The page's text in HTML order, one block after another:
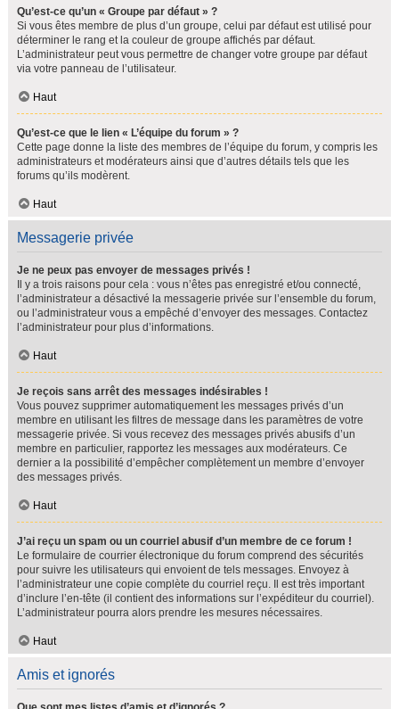
Qu’est-ce qu’un « Groupe par défaut » ?
Si vous êtes membre de plus d’un groupe, celui par défaut est utilisé pour
déterminer le rang et la couleur de groupe affichés par défaut.
L’administrateur peut vous permettre de changer votre groupe par défaut
via votre panneau de l’utilisateur.
Haut
Qu’est-ce que le lien « L’équipe du forum » ?
Cette page donne la liste des membres de l’équipe du forum, y compris les
administrateurs et modérateurs ainsi que d’autres détails tels que les
forums qu’ils modèrent.
Haut
Messagerie privée
Je ne peux pas envoyer de messages privés !
Il y a trois raisons pour cela : vous n’êtes pas enregistré et/ou connecté,
l’administrateur a désactivé la messagerie privée sur l’ensemble du forum,
ou l’administrateur vous a empêché d’envoyer des messages. Contactez
l’administrateur pour plus d’informations.
Haut
Je reçois sans arrêt des messages indésirables !
Vous pouvez supprimer automatiquement les messages privés d’un
membre en utilisant les filtres de message dans les paramètres de votre
messagerie privée. Si vous recevez des messages privés abusifs d’un
membre en particulier, rapportez les messages aux modérateurs. Ce
dernier a la possibilité d’empêcher complètement un membre d’envoyer
des messages privés.
Haut
J’ai reçu un spam ou un courriel abusif d’un membre de ce forum !
Le formulaire de courrier électronique du forum comprend des sécurités
pour suivre les utilisateurs qui envoient de tels messages. Envoyez à
l’administrateur une copie complète du courriel reçu. Il est très important
d’inclure l’en-tête (il contient des informations sur l’expéditeur du courriel).
L’administrateur pourra alors prendre les mesures nécessaires.
Haut
Amis et ignorés